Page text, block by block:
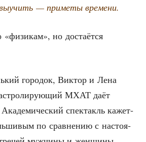
— при­ме­ты времени.
но доста­ёт­ся
горо­док, Вик­тор и Лена
МХАТ даёт
спек­такль кажет­
по срав­не­нию с насто­я­